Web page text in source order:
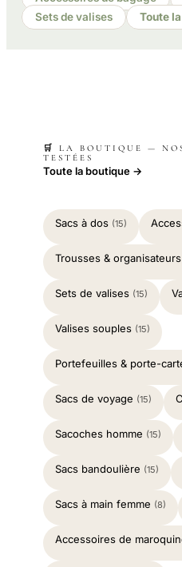
Sets de valises
Toute
🛒 LA BOUTIQUE —
TESTÉES
Toute la boutique →
Sacs à dos (15)
Trousses & organisateurs
Sets de valises (15)
Valises souples (15)
Portefeuilles & porte-
Sacs de voyage (15)
Sacoches homme (15)
Sacs bandoulière (15)
Sacs à main femme (8)
Accessoires de